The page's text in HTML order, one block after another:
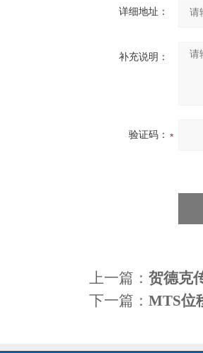
详细地址：
补充说明：
验证码：
上一篇： 贺德克
下一篇： MTS位